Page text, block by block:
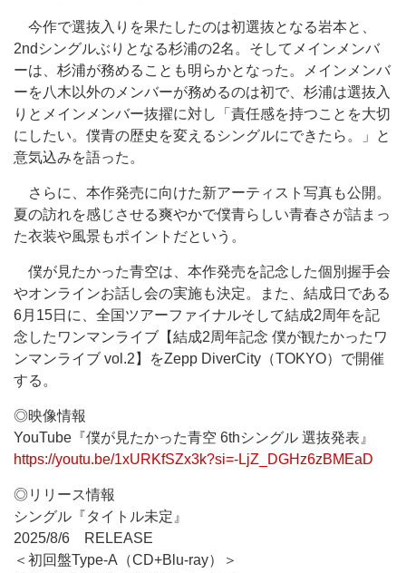
今作で選抜入りを果たしたのは初選抜となる岩本と、
2ndシングルぶりとなる杉浦の2名。そしてメインメンバ
ーは、杉浦が務めることも明らかとなった。メインメンバ
ーを八木以外のメンバーが務めるのは初で、杉浦は選抜入
りとメインメンバー抜擢に対し「責任感を持つことを大切
にしたい。僕青の歴史を変えるシングルにできたら。」と
意気込みを語った。
さらに、本作発売に向けた新アーティスト写真も公開。
夏の訪れを感じさせる爽やかで僕青らしい青春さが詰まっ
た衣装や風景もポイントだという。
僕が見たかった青空は、本作発売を記念した個別握手会
やオンラインお話し会の実施も決定。また、結成日である
6月15日に、全国ツアーファイナルそして結成2周年を記
念したワンマンライブ【結成2周年記念 僕が観たかったワ
ンマンライブ vol.2】をZepp DiverCity（TOKYO）で開催
する。
◎映像情報
YouTube『僕が見たかった青空 6thシングル 選抜発表』
https://youtu.be/1xURKfSZx3k?si=-LjZ_DGHz6zBMEaD
◎リリース情報
シングル『タイトル未定』
2025/8/6 RELEASE
＜初回盤Type-A（CD+Blu-ray）＞